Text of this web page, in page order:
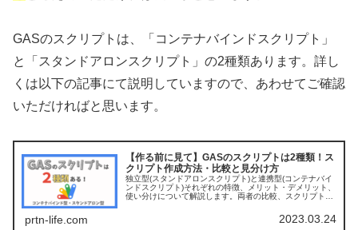
GASのスクリプトは、「コンテナバインドスクリプト」
と「スタンドアロンスクリプト」の2種類あります。詳し
くは以下の記事にて説明していますので、あわせてご確認
いただければと思います。
【作る前に見て】GASのスクリプトは2種類！ス
クリプト作成方法・比較と見分け方
独立型(スタンドアロンスクリプト)と連携型(コンテナバイ
ンドスクリプト)それぞれの特徴、メリット・デメリット、
使い分けについて解説します。両者の比較、スクリプト作
prtn-life.com 2023.03.24